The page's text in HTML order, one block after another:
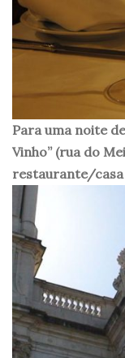
Para uma noite
Vinho” (rua do
restaurante/casa